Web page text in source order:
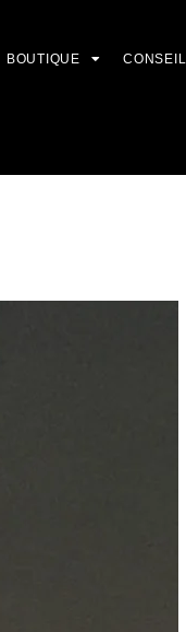
BOUTIQUE